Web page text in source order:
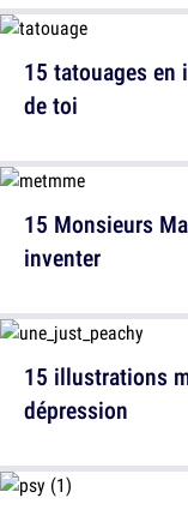
15 tatouages
de toi
15 illustrations
dépression
15 Monsieurs
inventer